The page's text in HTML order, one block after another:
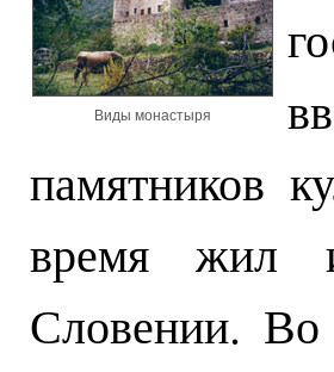
Виды монастыря
памятников
время жил
Словении. Во